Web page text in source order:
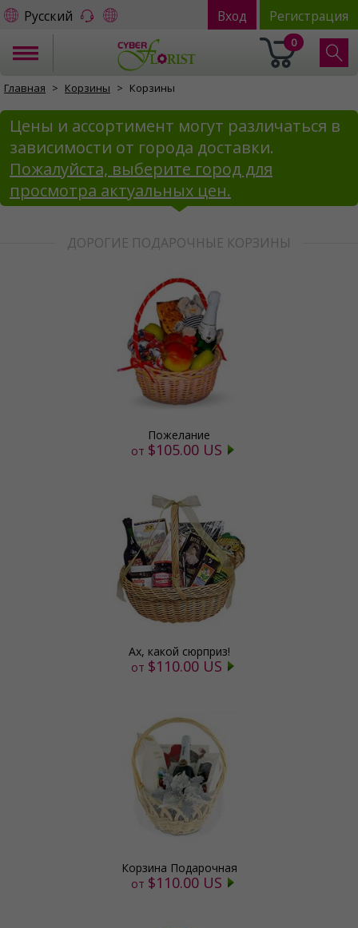
Русский Вход Регистрация
0
Главная Корзины Корзины
Цены и ассортимент могут различаться в
зависимости от города доставки.
Пожалуйста, выберите город для
просмотра актуальных цен.
ДОРОГИЕ ПОДАРОЧНЫЕ КОРЗИНЫ
Пожелание
от $105.00 US
Ах, какой сюрприз!
от $110.00 US
Корзина Подарочная
от $110.00 US